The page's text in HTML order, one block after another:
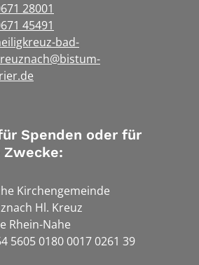
28001
45491
bad-
Spenden oder für
Zwecke:
Kirchengemeinde
Hl. Kreuz
Rhein-Nahe
5605 0180 0017 0261 39